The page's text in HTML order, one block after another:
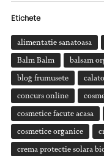
Etichete
alimentatie sanatoasa
Balm Balm balsam
blog frumusete
concurs online
cosmetice facute acasa
cosmetice organice
crema protectie solara